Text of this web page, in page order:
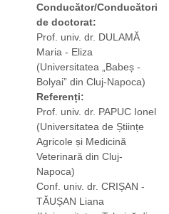
Conducător/Conducători
de doctorat:
Prof. univ. dr. DULAMĂ
Maria - Eliza
(Universitatea „Babeș -
Bolyai” din Cluj-Napoca)
Referenți:
Prof. univ. dr. PAPUC Ionel
(Universitatea de Științe
Agricole și Medicină
Veterinară din Cluj-
Napoca)
Conf. univ. dr. CRIȘAN -
TĂUȘAN Liana